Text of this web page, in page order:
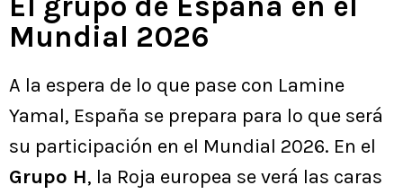
Mundial 2026
A la espera de lo que pase con Lamine
Yamal, España se prepara para lo que será
su participación en el Mundial 2026. En el
Grupo H, la Roja europea se verá las caras